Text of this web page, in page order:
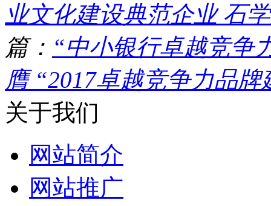
业文化建设典范企业 石
篇： “中小银行卓越竞争
膺 “2017卓越竞争力品牌
关于我们
网站简介
网站推广